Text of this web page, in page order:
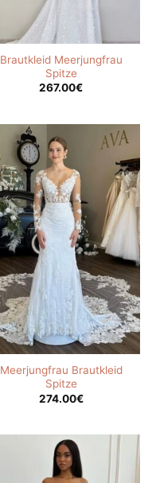
Brautkleid Meerjungfrau
Spitze
267.00€
Meerjungfrau Brautkleid
Spitze
274.00€